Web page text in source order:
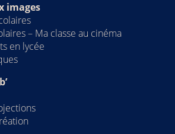
images
– Ma classe au cinéma
en lycée